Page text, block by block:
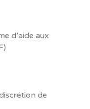
d’aide aux
de